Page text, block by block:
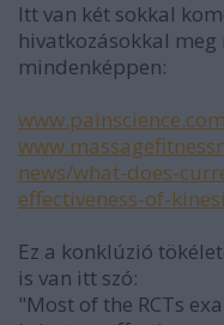
Itt van két sokkal
hivatkozásokkal
mindenképpen:
news/what-does-
effectiveness-of-
Ez a konklúzió
is van itt szó:
"Most of the RCTs